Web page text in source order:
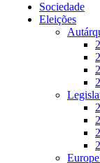
Sociedade
Eleições